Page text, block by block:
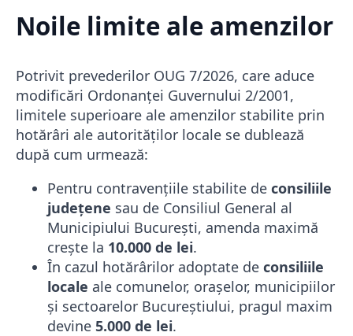
Noile limite ale amenzilor
Potrivit prevederilor OUG 7/2026, care aduce
modificări Ordonanței Guvernului 2/2001,
limitele superioare ale amenzilor stabilite prin
hotărâri ale autorităților locale se dublează
după cum urmează:
Pentru contravențiile stabilite de consiliile
județene sau de Consiliul General al
Municipiului București, amenda maximă
crește la 10.000 de lei.
În cazul hotărârilor adoptate de consiliile
locale ale comunelor, orașelor, municipiilor
și sectoarelor Bucureștiului, pragul maxim
devine 5.000 de lei.